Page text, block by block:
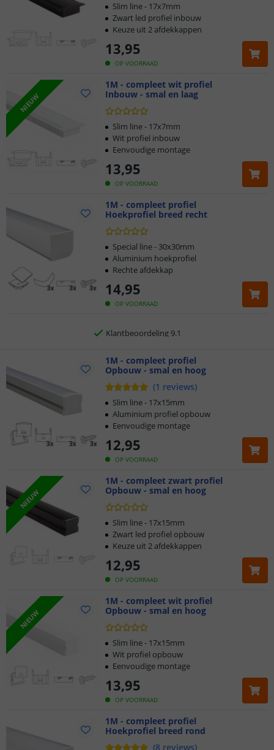
OP VOORRAAD
13,95
Slim line - 17x7mm
Zwart led profiel inbouw
Keuze uit 2 afdekkappen
NIEUW
1M - compleet wit profiel
Inbouw - smal en laag
OP VOORRAAD
13,95
Slim line - 17x7mm
Wit profiel inbouw
Eenvoudige montage
1M - compleet profiel
Hoekprofiel breed recht
OP VOORRAAD
14,95
Special line - 30x30mm
Aluminium hoekprofiel
Rechte afdekkap
Klantbeoordeling 9.1
Voor 23:45 uur besteld,morgen in huis
2 jaar garantie
Gratis verzending vanaf € 20,-
Klantbeoordeling 9.1
Voor 23:45 uur besteld,morgen in huis
1M - compleet profiel
Opbouw - smal en hoog
(1 reviews)
OP VOORRAAD
12,95
Slim line - 17x15mm
Aluminium profiel opbouw
Eenvoudige montage
NIEUW
1M - compleet zwart profiel
Opbouw - smal en hoog
OP VOORRAAD
12,95
Slim line - 17x15mm
Zwart led profiel opbouw
Keuze uit 2 afdekkappen
NIEUW
1M - compleet wit profiel
Opbouw - smal en hoog
OP VOORRAAD
13,95
Slim line - 17x15mm
Wit profiel opbouw
Eenvoudige montage
1M - compleet profiel
Hoekprofiel breed rond
(8 reviews)